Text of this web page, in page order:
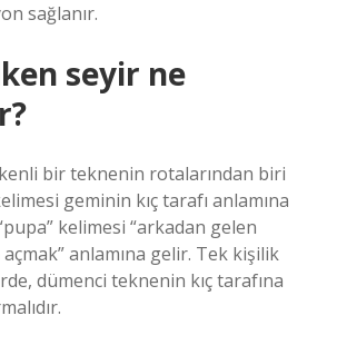
sağlanır.
seyir ne
bir teknenin rotalarından biri
geminin kıç tarafı anlamına
kelimesi “arkadan gelen
anlamına gelir. Tek kişilik
dümenci teknenin kıç tarafına